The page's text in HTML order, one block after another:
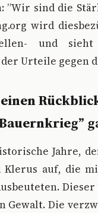
”Wir sind die
wird
und
Urteile gegen
Jahre,
Klerus auf, die
Gewalt. Die